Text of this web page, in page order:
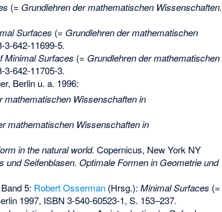
(= Grundlehren der mathematischen Wissenschaften.
Surfaces (= Grundlehren der mathematischen
3-642-11699-5.
Minimal Surfaces (= Grundlehren der mathematischen
3-642-11705-3.
Berlin u. a. 1996:
mathematischen Wissenschaften in
mathematischen Wissenschaften in
in the natural world. Copernicus, New York NY
und Seifenblasen. Optimale Formen in Geometrie und
Band 5: Robert Osserman(Hrsg.): Minimal Surfaces (=
1997, ISBN 3-540-60523-1, S. 153–237.